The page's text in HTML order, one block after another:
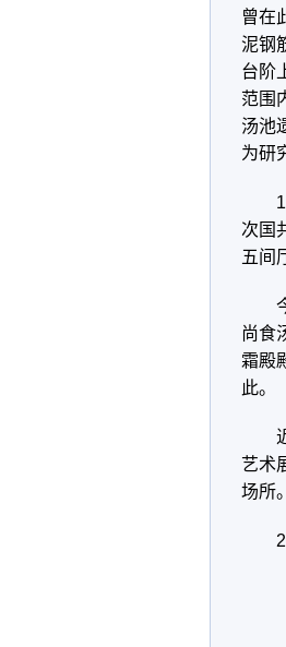
曾在
泥钢
台阶
范围
汤池
为研
次国
五间
尚食
霜殿
此。
艺术
场所